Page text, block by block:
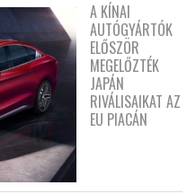
A KÍNAI
AUTÓGYÁRTÓK
ELŐSZÖR
MEGELŐZTÉK
JAPÁN
RIVÁLISAIKAT AZ
EU PIACÁN